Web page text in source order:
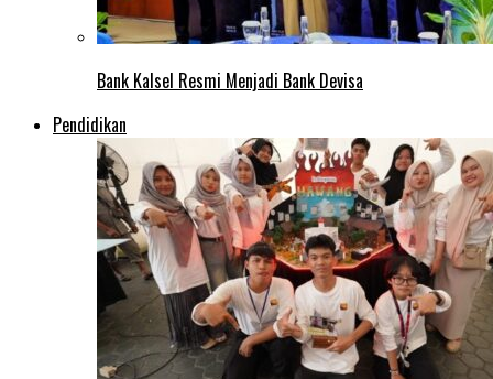
Bank Kalsel Resmi Menjadi Bank Devisa
Pendidikan